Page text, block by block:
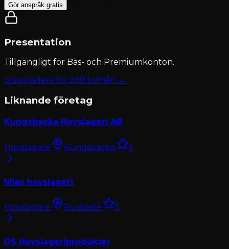
Gör anspråk gratis
Presentation
Tillgängligt för Bas- och Premiumkonton.
Uppgradera för 299 kr/mån →
Liknande företag
Kungsbacka Hovslageri AB
Hovslagare· Kungsbacka· 5
Mias hovslageri
Hovslagare· Rusksele· 5
DS Hovslageriprodukter